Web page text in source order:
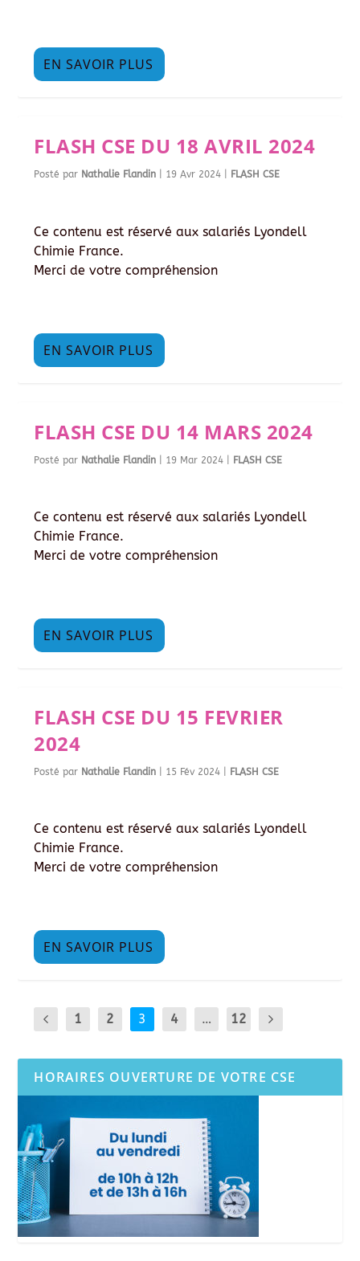
EN SAVOIR PLUS
FLASH CSE DU 18 AVRIL 2024
Posté par Nathalie Flandin 19 Avr 2024 FLASH CSE
Ce contenu est réservé aux salariés Lyondell
Chimie France.
Merci de votre compréhension
EN SAVOIR PLUS
FLASH CSE DU 14 MARS 2024
Posté par Nathalie Flandin 19 Mar 2024 FLASH CSE
Ce contenu est réservé aux salariés Lyondell
Chimie France.
Merci de votre compréhension
EN SAVOIR PLUS
FLASH CSE DU 15 FEVRIER
2024
Posté par Nathalie Flandin 15 Fév 2024 FLASH CSE
Ce contenu est réservé aux salariés Lyondell
Chimie France.
Merci de votre compréhension
EN SAVOIR PLUS
1 2 3 4 … 12
HORAIRES OUVERTURE DE VOTRE CSE